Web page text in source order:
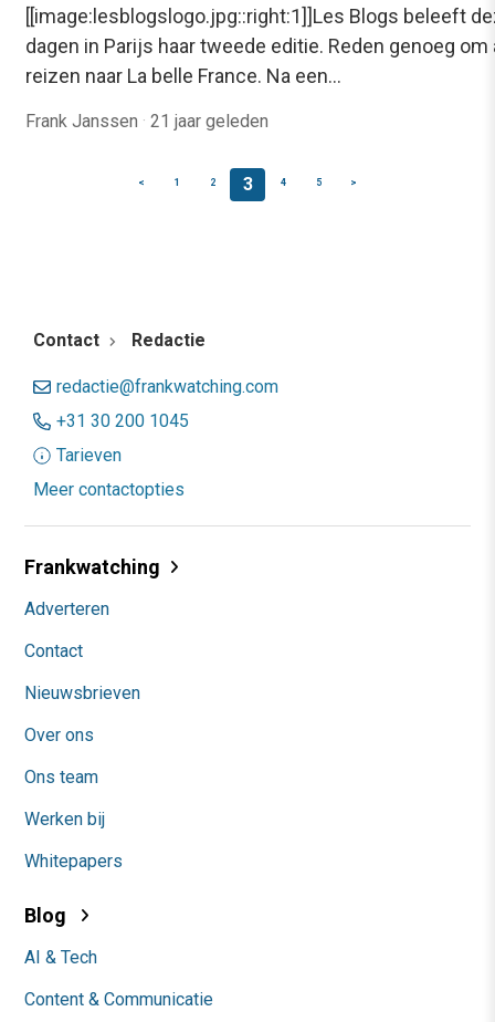
[[image:lesblogslogo.jpg::right:1]]Les Blogs beleeft
dagen in Parijs haar tweede editie. Reden genoeg om
reizen naar La belle France. Na een…
Frank Janssen · 21 jaar geleden
< 1 2 3 4 5 >
Contact Redactie
redactie@frankwatching.com
+31 30 200 1045
Tarieven
Meer contactopties
Frankwatching
Adverteren
Contact
Nieuwsbrieven
Over ons
Ons team
Werken bij
Whitepapers
Blog
AI & Tech
Content & Communicatie